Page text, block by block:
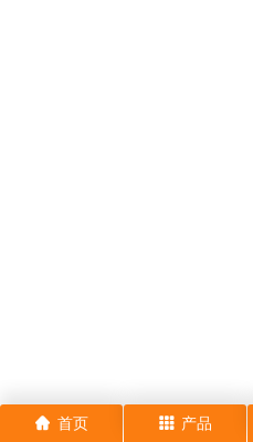
首页 产品